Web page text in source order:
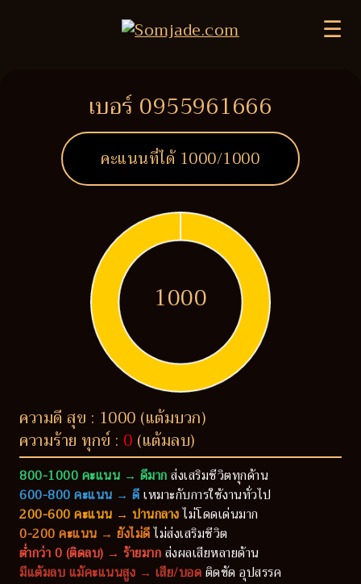
☰
เบอร์ 0955961666
คะแนนที่ได้ 1000/1000
1000
ความดี สุข : 1000 (แต้มบวก)
ความร้าย ทุกข์ : 0 (แต้มลบ)
800-1000 คะแนน → ดีมากส่งเสริมชีวิตทุกด้าน
600-800 คะแนน → ดีเหมาะกับการใช้งานทั่วไป
200-600 คะแนน → ปานกลางไม่โดดเด่นมาก
0-200 คะแนน → ยังไม่ดีไม่ส่งเสริมชีวิต
ต่ำกว่า 0 (ติดลบ) → ร้ายมากส่งผลเสียหลายด้าน
มีแต้มลบ แม้คะแนนสูง → เสีย/บอดติดขัด อุปสรรค